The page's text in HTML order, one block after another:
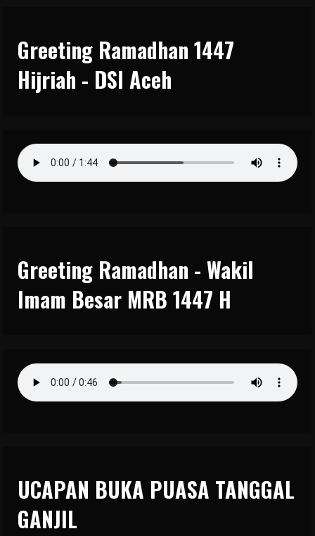
Greeting Ramadhan 1447
Hijriah - DSI Aceh
Greeting Ramadhan - Wakil
Imam Besar MRB 1447 H
UCAPAN BUKA PUASA TANGGAL
GANJIL